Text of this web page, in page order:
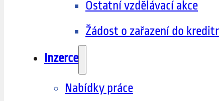
Ostatní vzdělávací akce
Žádost o zařazení do
Inzerce
Nabídky práce